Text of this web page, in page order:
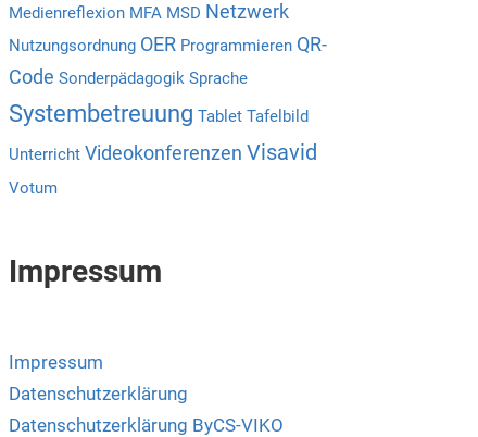
Medienreflexion MFA MSD Netzwerk
Nutzungsordnung OER Programmieren QR-
Code Sonderpädagogik Sprache
Systembetreuung Tablet Tafelbild
Unterricht Videokonferenzen Visavid
Votum
Impressum
Impressum
Datenschutzerklärung
Datenschutzerklärung ByCS-VIKO